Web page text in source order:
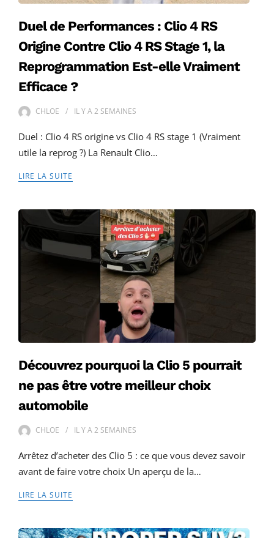
Duel de Performances : Clio 4 RS
Origine Contre Clio 4 RS Stage 1, la
Reprogrammation Est-elle Vraiment
Efficace ?
CHLOE IL Y A2 SEMAINES
Duel : Clio 4 RS origine vs Clio 4 RS stage 1 (Vraiment
utile la reprog ?) La Renault Clio…
LIRE LA SUITE
Découvrez pourquoi la Clio 5 pourrait
ne pas être votre meilleur choix
automobile
CHLOE IL Y A2 SEMAINES
Arrêtez d’acheter des Clio 5 : ce que vous devez savoir
avant de faire votre choix Un aperçu de la…
LIRE LA SUITE